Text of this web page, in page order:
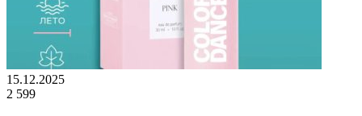
15.12.2025
2 599